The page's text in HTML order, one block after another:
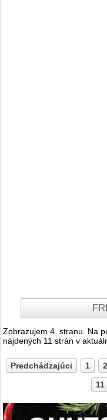
Zobrazujem 4. stranu. Na
nájdených 11 strán v
Predchádzajúci 1 2
11